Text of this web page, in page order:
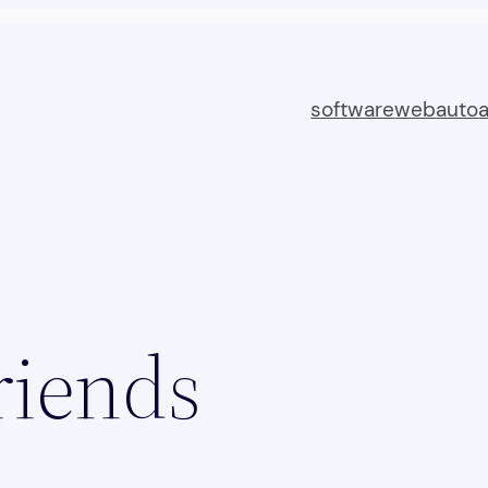
softwarewebauto